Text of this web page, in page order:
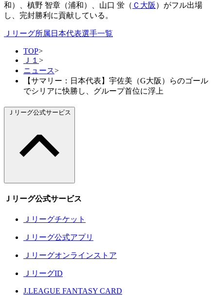
和）、槙野 智章（浦和）、山口 蛍（ Ｃ大阪 ）がフル出場
し、完封勝利に貢献している。
Ｊリーグ所属日本代表選手一覧
TOP>
Ｊ１ >
ニュース>
【サマリー：日本代表】宇佐美（G大阪）らのゴール
でシリアに快勝し、グループ首位に浮上
Ｊリーグ公式サービス
Ｊリーグ公式サービス
Ｊリーグチケット
Ｊリーグ公式アプリ
Ｊリーグオンラインストア
ＪリーグID
J.LEAGUE FANTASY CARD